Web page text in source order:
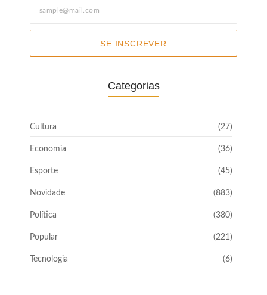
SE INSCREVER
Categorias
Cultura (27)
Economia (36)
Esporte (45)
Novidade (883)
Política (380)
Popular (221)
Tecnologia (6)